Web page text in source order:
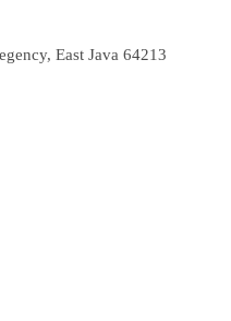
East Java 64213